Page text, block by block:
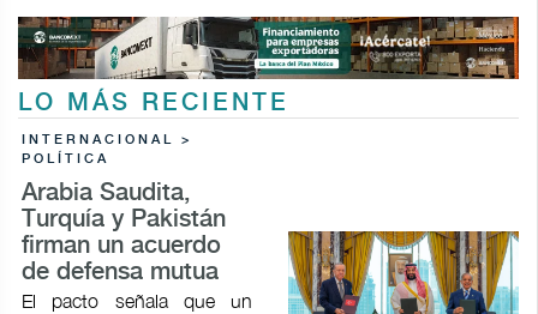
LO MÁS RECIENTE
INTERNACIONAL >
POLÍTICA
Arabia Saudita,
Turquía y Pakistán
firman un acuerdo
de defensa mutua
El pacto señala que un